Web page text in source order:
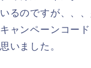
るのですが、、
ャンペーンコー
いました。